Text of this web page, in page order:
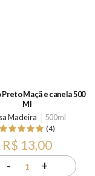
Preto Maçã e canela 500
Ml
Madeira
500ml
(4)
R$ 13,00
- 1 +